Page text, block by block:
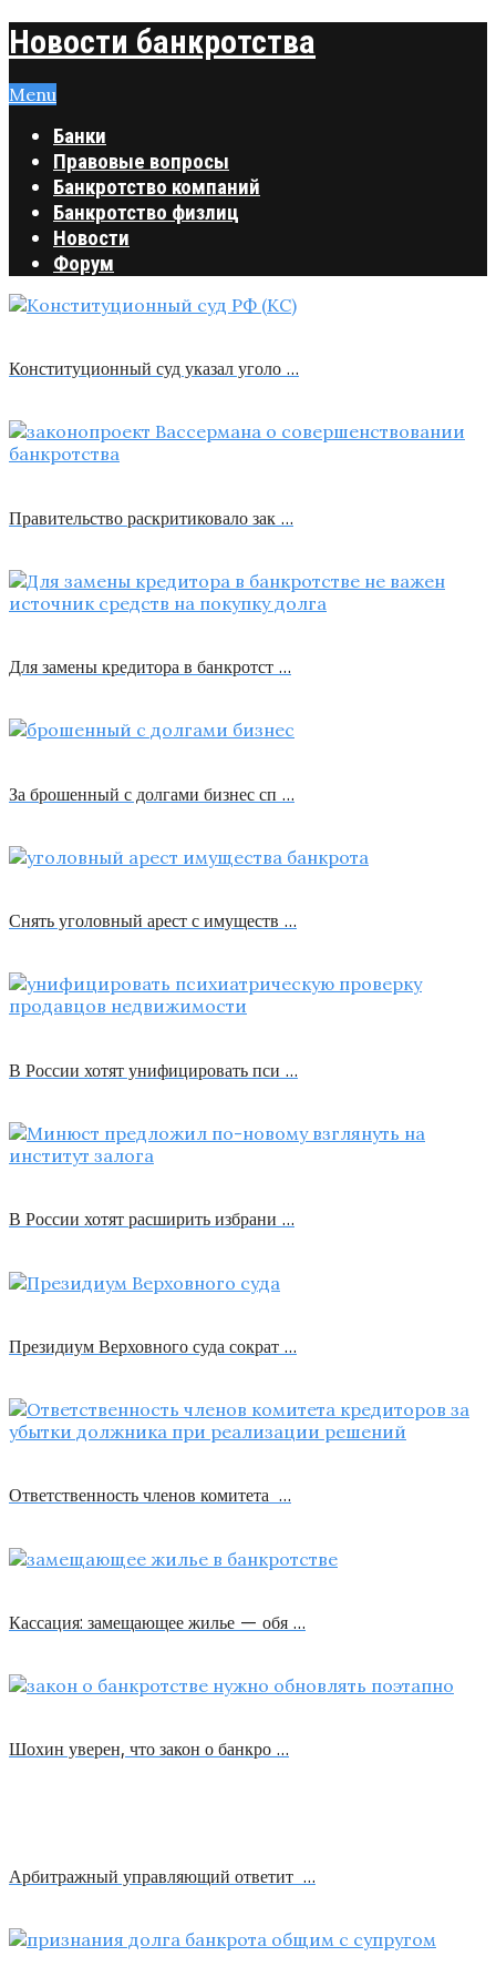
Новости банкротства
Menu
Банки
Правовые вопросы
Банкротство компаний
Банкротство физлиц
Новости
Форум
Конституционный суд указал уголо …
Правительство раскритиковало зак …
Для замены кредитора в банкротст …
За брошенный с долгами бизнес сп …
Снять уголовный арест с имуществ …
В России хотят унифицировать пси …
В России хотят расширить избрани …
Президиум Верховного суда сократ …
Ответственность членов комитета …
Кассация: замещающее жилье — обя …
Шохин уверен, что закон о банкро …
Арбитражный управляющий ответит …